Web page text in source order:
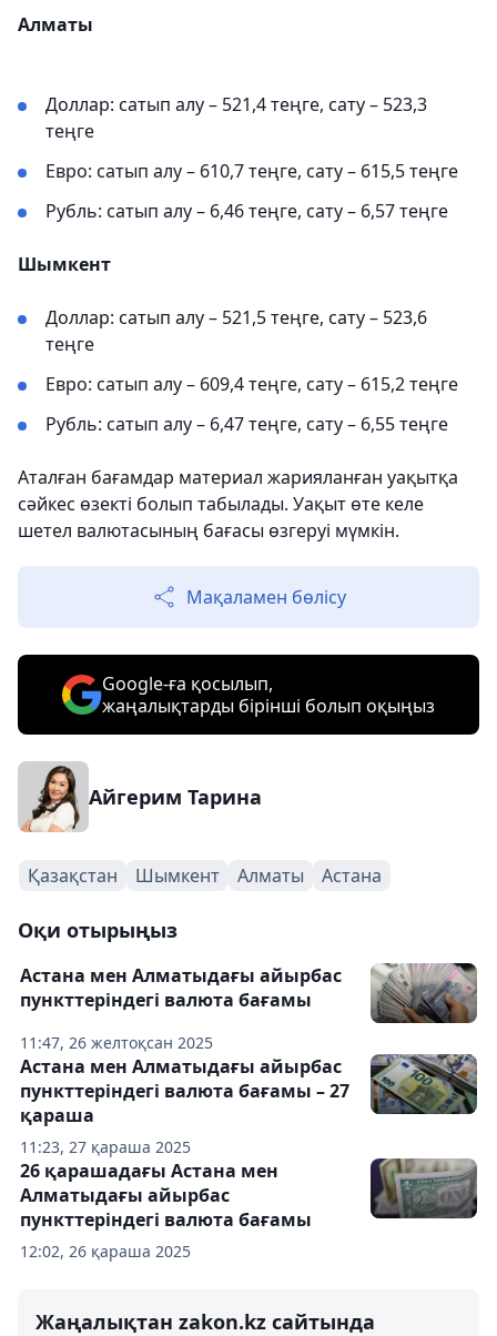
Алматы
Доллар: сатып алу – 521,4 теңге, сату – 523,3
теңге
Евро: сатып алу – 610,7 теңге, сату – 615,5 теңге
Рубль: сатып алу – 6,46 теңге, сату – 6,57 теңге
Шымкент
Доллар: сатып алу – 521,5 теңге, сату – 523,6
теңге
Евро: сатып алу – 609,4 теңге, сату – 615,2 теңге
Рубль: сатып алу – 6,47 теңге, сату – 6,55 теңге
Аталған бағамдар материал жарияланған уақытқа
сәйкес өзекті болып табылады. Уақыт өте келе
шетел валютасының бағасы өзгеруі мүмкін.
Мақаламен бөлісу
Google-ға қосылып,
жаңалықтарды бірінші болып оқыңыз
Айгерим Тарина
Қазақстан Шымкент Алматы Астана
Оқи отырыңыз
11:47, 26 желтоқсан 2025
Астана мен Алматыдағы айырбас
пункттеріндегі валюта бағамы
11:23, 27 қараша 2025
Астана мен Алматыдағы айырбас
пункттеріндегі валюта бағамы – 27
қараша
12:02, 26 қараша 2025
26 қарашадағы Астана мен
Алматыдағы айырбас
пункттеріндегі валюта бағамы
Жаңалықтан zakon.kz сайтында